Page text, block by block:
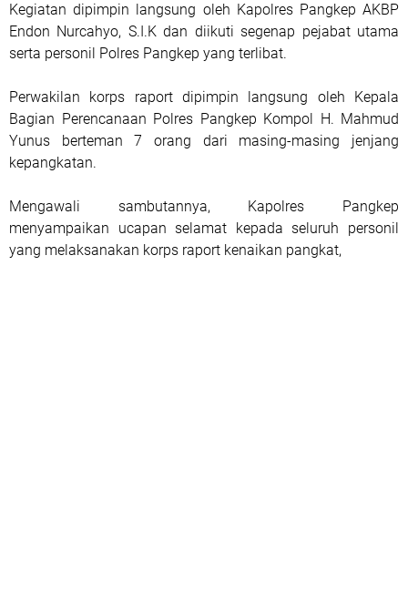
Kegiatan dipimpin langsung oleh Kapolres Pangkep AKBP
Endon Nurcahyo, S.I.K dan diikuti segenap pejabat utama
serta personil Polres Pangkep yang terlibat.
Perwakilan korps raport dipimpin langsung oleh Kepala
Bagian Perencanaan Polres Pangkep Kompol H. Mahmud
Yunus berteman 7 orang dari masing-masing jenjang
kepangkatan.
Mengawali sambutannya, Kapolres Pangkep
menyampaikan ucapan selamat kepada seluruh personil
yang melaksanakan korps raport kenaikan pangkat,